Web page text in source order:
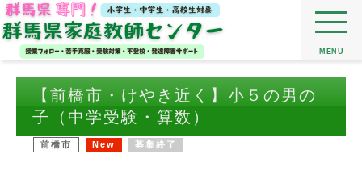
MENU
【前橋市・けやき近く】小５の男の
子（中学受験・算数）
前橋市 New 募集終了